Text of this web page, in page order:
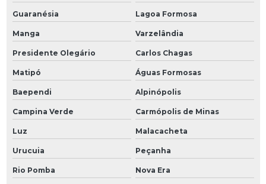
Guaranésia Lagoa Formosa
Manga Varzelândia
Presidente Olegário Carlos Chagas
Matipó Águas Formosas
Baependi Alpinópolis
Campina Verde Carmópolis de Minas
Luz Malacacheta
Urucuia Peçanha
Rio Pomba Nova Era